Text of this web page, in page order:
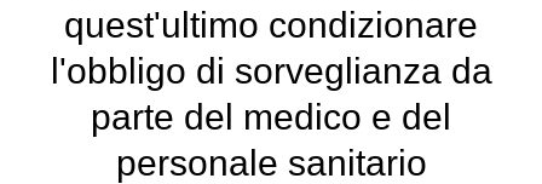
quest'ultimo condizionare
l'obbligo di sorveglianza da
parte del medico e del
personale sanitario